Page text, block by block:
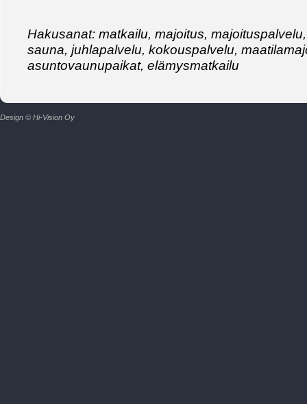
Hakusanat: matkailu, majoitus,
sauna, juhlapalvelu, kokouspalvelu,
asuntovaunupaikat, elämysmatkailu
Design © Hi-Vision Oy